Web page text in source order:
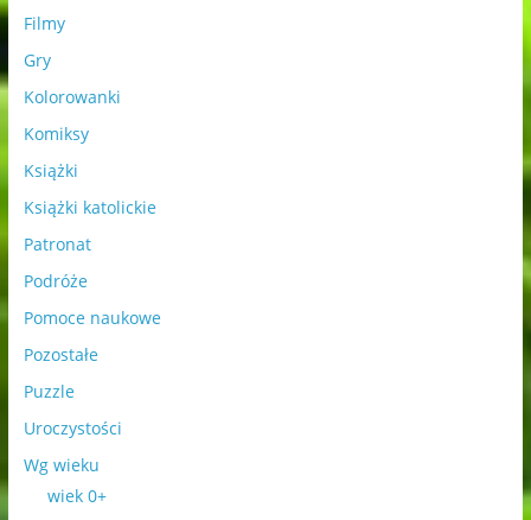
Filmy
Gry
Kolorowanki
Komiksy
Książki
Książki katolickie
Patronat
Podróże
Pomoce naukowe
Pozostałe
Puzzle
Uroczystości
Wg wieku
wiek 0+